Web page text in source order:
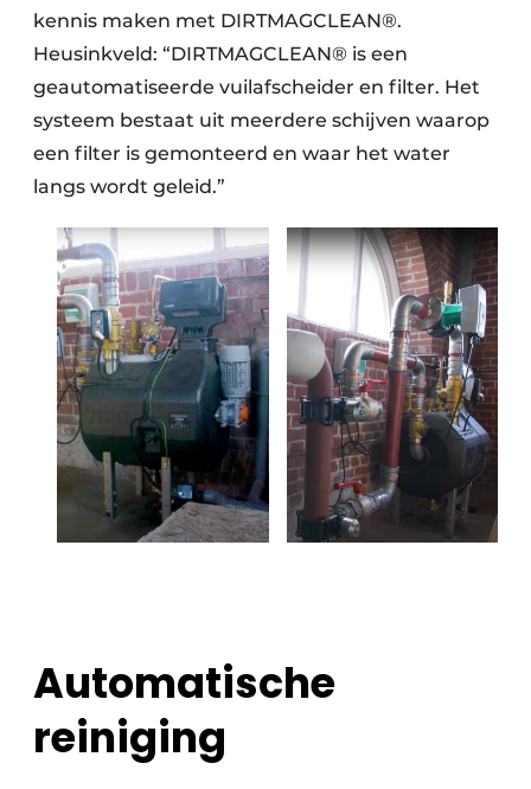
kennis maken met DIRTMAGCLEAN®.
Heusinkveld: “DIRTMAGCLEAN® is een
geautomatiseerde vuilafscheider en filter. Het
systeem bestaat uit meerdere schijven waarop
een filter is gemonteerd en waar het water
langs wordt geleid.”
Automatische
reiniging